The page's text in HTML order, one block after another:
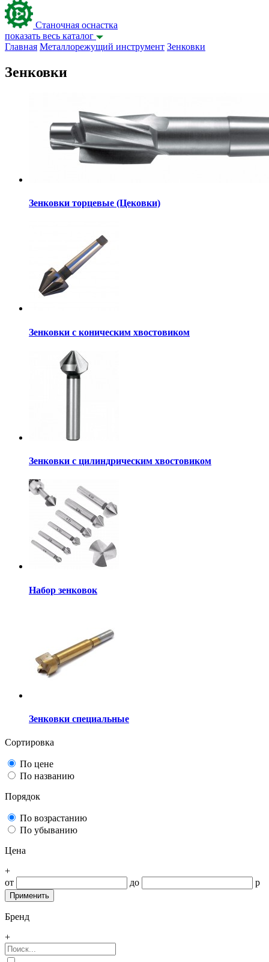
Станочная оснастка
показать весь каталог
Главная Металлорежущий инструмент Зенковки
Зенковки
Зенковки торцевые (Цековки)
Зенковки с коническим хвостовиком
Зенковки с цилиндрическим хвостовиком
Набор зенковок
Зенковки специальные
Сортировка
По цене
По названию
Порядок
По возрастанию
По убыванию
Цена
+
от
до р
Бренд
+